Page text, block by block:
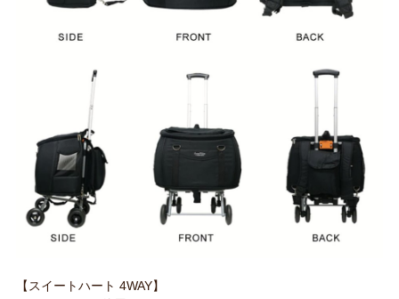
【スイートハート 4WAY】